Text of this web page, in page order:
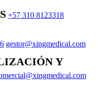
+57 310 8123318
gestor@xingmedical.com
Y